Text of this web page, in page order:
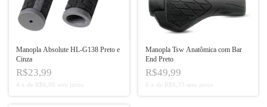
Manopla Absolute HL-G138 Preto e
Cinza
R$23,99
4 x R$6,00 sem juros
Manopla Tsw Anatômica com Bar
End Preto
R$49,99
6 x R$8,33 sem juros